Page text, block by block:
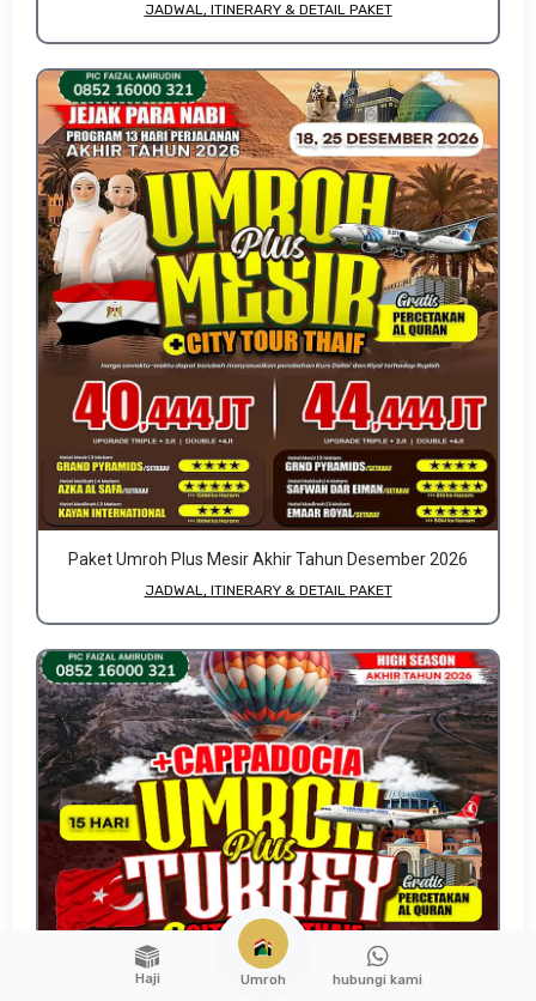
JADWAL, ITINERARY & DETAIL PAKET
Paket Umroh Plus Mesir Akhir Tahun Desember 2026
JADWAL, ITINERARY & DETAIL PAKET
Haji Umroh hubungi kami